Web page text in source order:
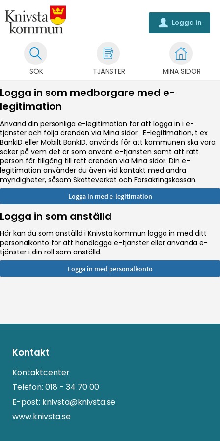
SÖK TJÄNSTER MINA SIDOR
u Logga in
Logga in som medborgare med e-
legitimation
Använd din personliga e-legitimation för att logga in i e-
tjänster och följa ärenden via Mina sidor. E-legitimation, t ex
BankID eller Mobilt BankID, används för att kommunen ska vara
säker på vem det är som använt e-tjänsten samt att rätt
person får tillgång till rätt ärenden via Mina sidor. Din e-
legitimation använder du även vid kontakt med andra
myndigheter, såsom Skatteverket och Försäkringskassan.
Logga in som anställd
Här kan du som anställd i Knivsta kommun logga in med ditt
personalkonto för att handlägga e-tjänster eller använda e-
tjänster i din roll som anställd.
Kontakt
Kontaktcenter
Telefon: 018 - 34 70 00
E-post: knivsta@knivsta.se
www.knivsta.se